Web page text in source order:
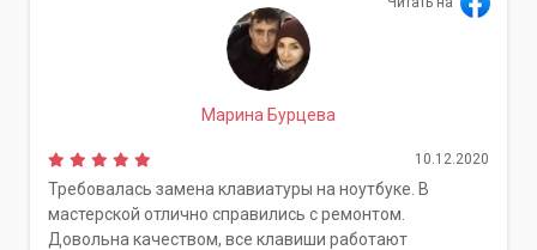
Марина Бурцева
10.12.2020
Требовалась замена клавиатуры на ноутбуке. В
мастерской отлично справились с ремонтом.
Довольна качеством, все клавиши работают